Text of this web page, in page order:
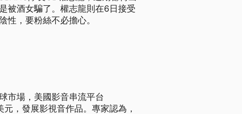
被酒女騙了。權志龍則在6日接受
性，要粉絲不必擔心。
市場，美國影音串流平台
，發展影視音作品。專家認為，